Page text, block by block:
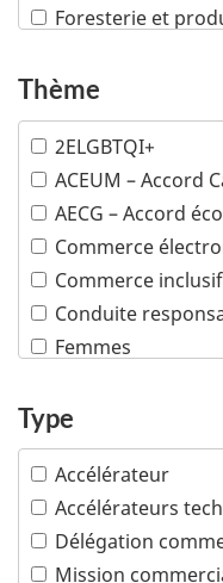
Foresterie et
Infrastructures
Machinerie
Mines
Pétrole et gaz
Plusieurs
Poissons et fruits
Produits
Produits de
Sciences de la vie
Services
Technologies de
communications
Technologies
Technologies
Thème
2ELGBTQI+
ACEUM – Accord
AECG – Accord
Commerce
Commerce inclusif
Conduite
Femmes
Peuples
Propriété
PTPGP – Accord
global et
Type
Accélérateur
Accélérateurs
Délégation
Mission